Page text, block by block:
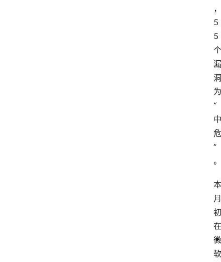
，
5
5
个
漏
洞
为
“
中
危
”
。
本
月
初
在
微
软